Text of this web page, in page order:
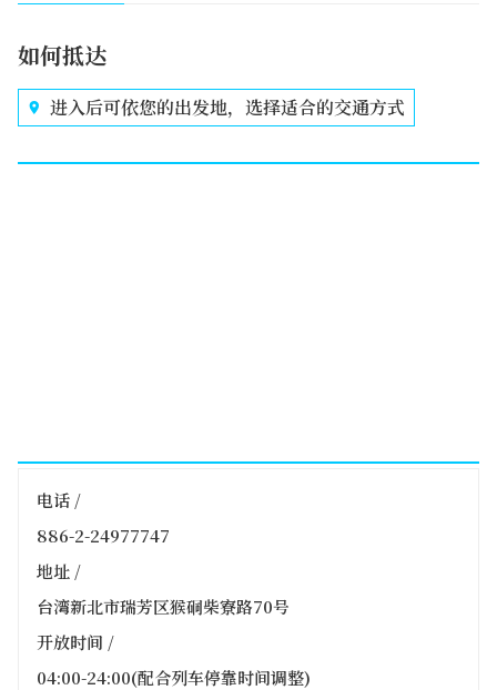
如何抵达
进入后可依您的出发地，选择适合的交通方式
电话 /
886-2-24977747
地址 /
台湾新北市瑞芳区猴硐柴寮路70号
开放时间 /
04:00-24:00(配合列车停靠时间调整)